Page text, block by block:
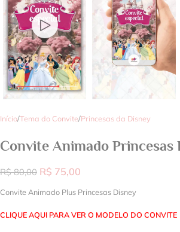
Início/Tema do Convite/Princesas da Disney
Convite Animado Princesas
R$80,00 R$ 75,00
Convite Animado Plus Princesas Disney
CLIQUE AQUI PARA VER O MODELO DO CONVITE